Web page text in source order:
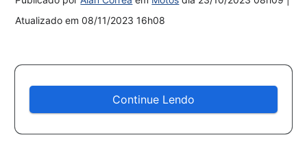
Atualizado em08/11/2023 16h08
Continue Lendo